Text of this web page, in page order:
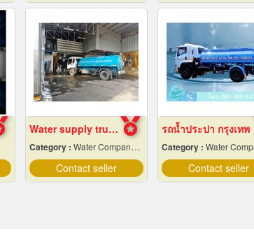
Water supply trucks near me
Category : Water Company-Bulk
Contact seller
รถน้ำประปา กรุงเทพ
Category : Water Company-
Contact seller